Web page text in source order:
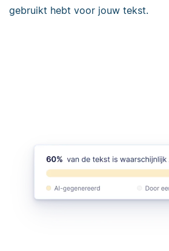
gebruikt hebt voor jouw tekst.